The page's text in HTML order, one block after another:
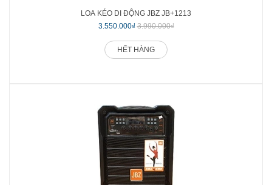
LOA KÉO DI ĐỘNG JBZ JB+1213
3.550.000₫ 3.990.000₫
HẾT HÀNG